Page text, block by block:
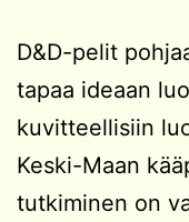
D&D-pelit
tapaa ideaan
kuvitteellisiin
Keski-Maan
tutkiminen on